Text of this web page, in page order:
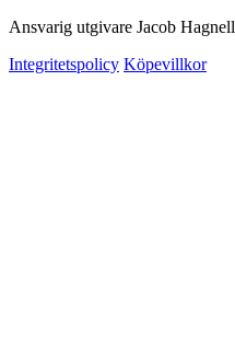
Ansvarig utgivare Jacob Hagnell
Integritetspolicy Köpevillkor